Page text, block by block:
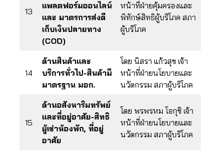
13
แพลตฟอร์มออนไลน์
และ มาตรการส่งดี
เก็บเงินปลายทาง
(COD)
หน้าที่ฝ่ายคุ้มครองและ
พิทักษ์สิทธิผู้บริโภค สภา
ผู้บริโภค
14
ด้านสินค้าและ
บริการทั่วไป-สินค้ามี
มาตรฐาน มอก.
โดย นิสรา แก้วสุข เจ้า
หน้าที่ฝ่ายนโยบายและ
นวัตกรรม สภาผู้บริโภค
15
ด้านอสังหาริมทรัพย์
และที่อยู่อาศัย-สิทธิ
ผู้เช่าห้องพัก, ที่อยู่
อาศัย
โดย พรพรหม โอกุชิ เจ้า
หน้าที่ฝ่ายนโยบายและ
นวัตกรรม สภาผู้บริโภค